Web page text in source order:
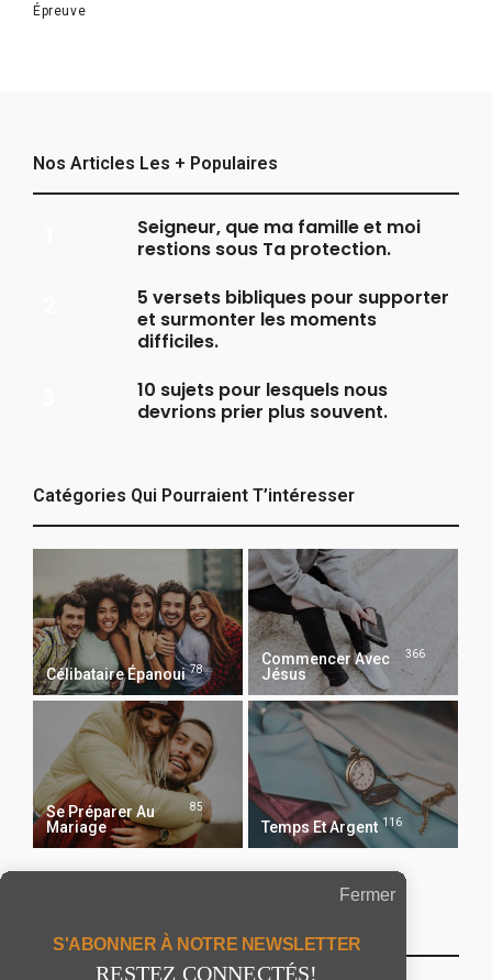
Épreuve
Nos Articles Les + Populaires
Seigneur, que ma famille et moi
restions sous Ta protection.
5 versets bibliques pour supporter
et surmonter les moments
difficiles.
10 sujets pour lesquels nous
devrions prier plus souvent.
Catégories Qui Pourraient T’intéresser
Célibataire Épanoui 78
Commencer Avec
Jésus
366
Se Préparer Au
Mariage
85
Temps Et Argent 116
Fermer
S'ABONNER À NOTRE NEWSLETTER
RESTEZ CONNECTÉS!